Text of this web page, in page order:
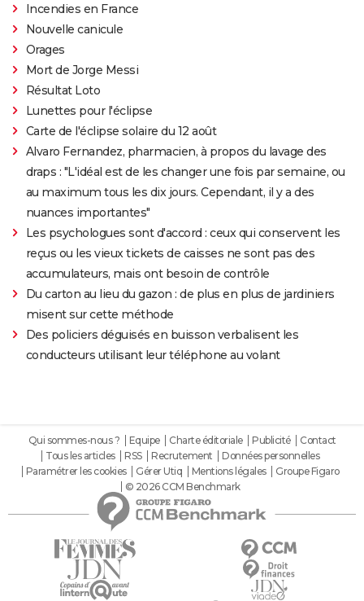
Incendies en France
Nouvelle canicule
Orages
Mort de Jorge Messi
Résultat Loto
Lunettes pour l'éclipse
Carte de l'éclipse solaire du 12 août
Alvaro Fernandez, pharmacien, à propos du lavage des
draps : "L'idéal est de les changer une fois par semaine, ou
au maximum tous les dix jours. Cependant, il y a des
nuances importantes"
Les psychologues sont d'accord : ceux qui conservent les
reçus ou les vieux tickets de caisses ne sont pas des
accumulateurs, mais ont besoin de contrôle
Du carton au lieu du gazon : de plus en plus de jardiniers
misent sur cette méthode
Des policiers déguisés en buisson verbalisent les
conducteurs utilisant leur téléphone au volant
Qui sommes-nous ? Equipe Charte éditoriale Publicité
Contact
Tous les articles
RSS Recrutement
Données personnelles
Paramétrer les cookies
Gérer Utiq Mentions légales
Groupe Figaro
© 2026 CCM Benchmark